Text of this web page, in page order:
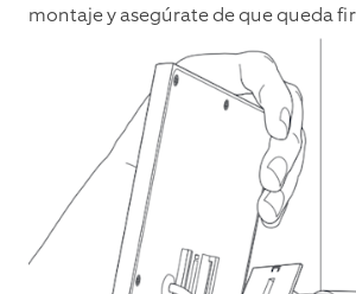
montaje y asegúrate de que queda